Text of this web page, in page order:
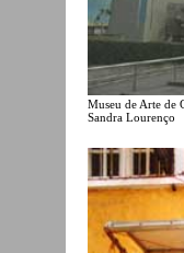
Museu de Arte de
Sandra Lourenço